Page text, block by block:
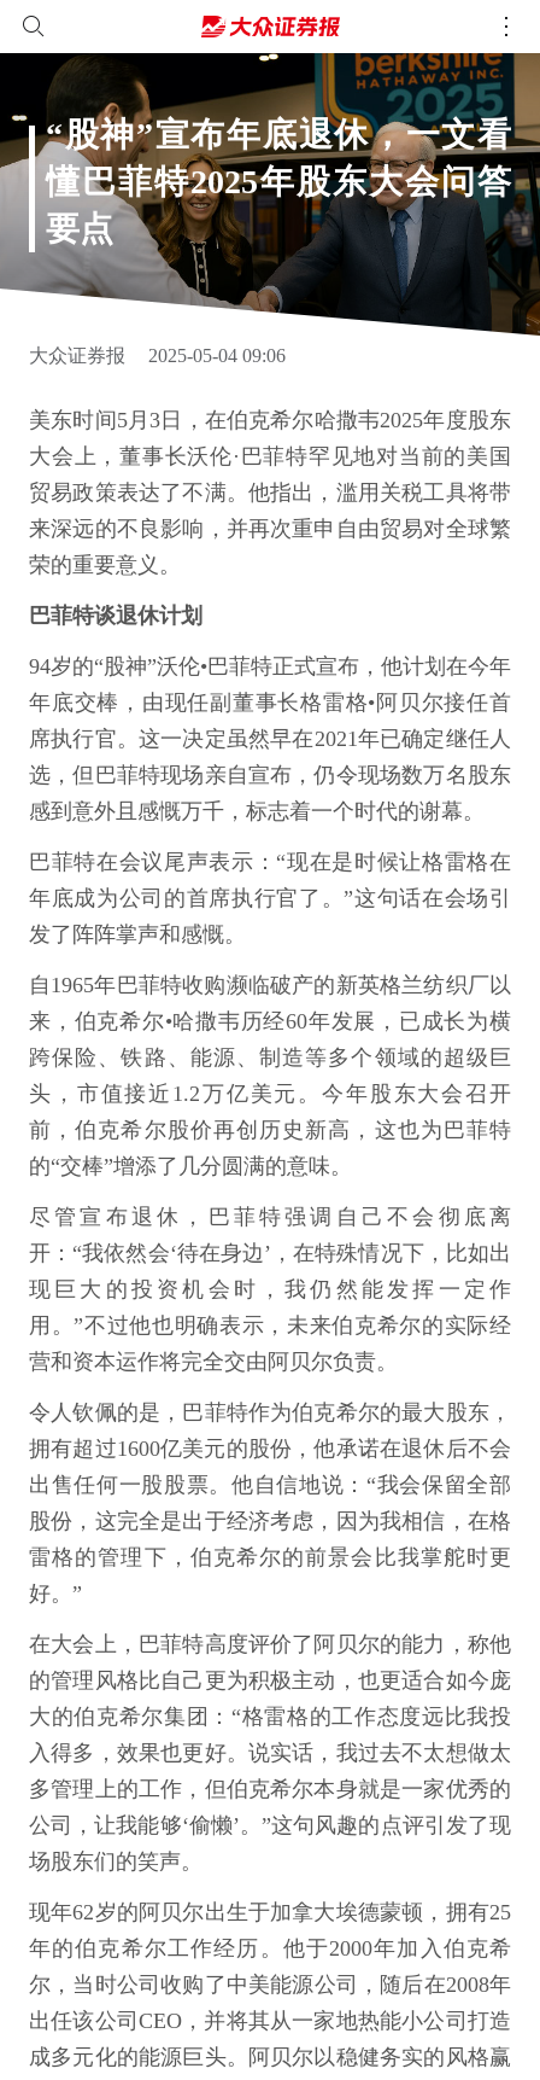
“股神”宣布年底退休，一文看
懂巴菲特2025年股东大会问答
要点
大众证券报 2025-05-04 09:06
美东时间5月3日，在伯克希尔哈撒韦2025年度股东
大会上，董事长沃伦·巴菲特罕见地对当前的美国
贸易政策表达了不满。他指出，滥用关税工具将带
来深远的不良影响，并再次重申自由贸易对全球繁
荣的重要意义。
巴菲特谈退休计划
94岁的“股神”沃伦•巴菲特正式宣布，他计划在今年
年底交棒，由现任副董事长格雷格•阿贝尔接任首
席执行官。这一决定虽然早在2021年已确定继任人
选，但巴菲特现场亲自宣布，仍令现场数万名股东
感到意外且感慨万千，标志着一个时代的谢幕。
巴菲特在会议尾声表示：“现在是时候让格雷格在
年底成为公司的首席执行官了。”这句话在会场引
发了阵阵掌声和感慨。
自1965年巴菲特收购濒临破产的新英格兰纺织厂以
来，伯克希尔•哈撒韦历经60年发展，已成长为横
跨保险、铁路、能源、制造等多个领域的超级巨
头，市值接近1.2万亿美元。今年股东大会召开
前，伯克希尔股价再创历史新高，这也为巴菲特
的“交棒”增添了几分圆满的意味。
尽管宣布退休，巴菲特强调自己不会彻底离
开：“我依然会‘待在身边’，在特殊情况下，比如出
现巨大的投资机会时，我仍然能发挥一定作
用。”不过他也明确表示，未来伯克希尔的实际经
营和资本运作将完全交由阿贝尔负责。
令人钦佩的是，巴菲特作为伯克希尔的最大股东，
拥有超过1600亿美元的股份，他承诺在退休后不会
出售任何一股股票。他自信地说：“我会保留全部
股份，这完全是出于经济考虑，因为我相信，在格
雷格的管理下，伯克希尔的前景会比我掌舵时更
好。”
在大会上，巴菲特高度评价了阿贝尔的能力，称他
的管理风格比自己更为积极主动，也更适合如今庞
大的伯克希尔集团：“格雷格的工作态度远比我投
入得多，效果也更好。说实话，我过去不太想做太
多管理上的工作，但伯克希尔本身就是一家优秀的
公司，让我能够‘偷懒’。”这句风趣的点评引发了现
场股东们的笑声。
现年62岁的阿贝尔出生于加拿大埃德蒙顿，拥有25
年的伯克希尔工作经历。他于2000年加入伯克希
尔，当时公司收购了中美能源公司，随后在2008年
出任该公司CEO，并将其从一家地热能小公司打造
成多元化的能源巨头。阿贝尔以稳健务实的风格赢